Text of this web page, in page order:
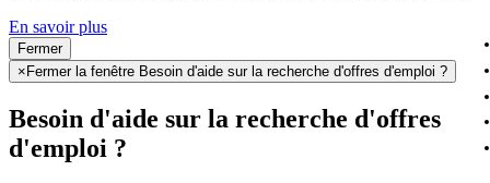
En savoir plus
Fermer
×Fermer la fenêtre Besoin d'aide sur la recherche d'offres d'emploi ?
Besoin d'aide sur la recherche d'offres
d'emploi ?